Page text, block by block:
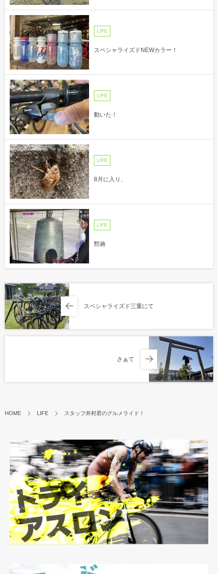
LIFE
スペシャライズドNEWカラー！
LIFE
動いた！
LIFE
8月に入り、
LIFE
黙祷
スペシャライズド三重にて
さぁて
HOME LIFE スタッフ井村君のグルメライド！